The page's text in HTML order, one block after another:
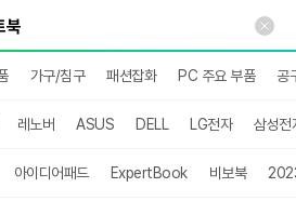
가구/침구 패션잡화 PC 주요 부품 공
레노버 ASUS DELL LG전자 삼성전
아이디어패드 ExpertBook 비보북